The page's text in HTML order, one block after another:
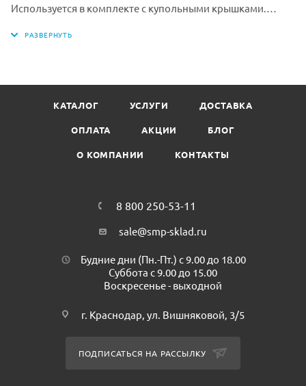
Используется в комплекте с купольными крышками.
Материал: ПЭТ
Торговая марка: VEGGO
КАТАЛОГ УСЛУГИ ДОСТАВКА
ОПЛАТА АКЦИИ БЛОГ
О КОМПАНИИ КОНТАКТЫ
8 800 250-53-11
sale@smp-sklad.ru
Будние дни (Пн.-Пт.) с 9.00 до 18.00
Суббота с 9.00 до 15.00
Воскресенье - выходной
г. Краснодар, ул. Вишняковой, 3/5
ПОДПИСАТЬСЯ НА РАССЫЛКУ